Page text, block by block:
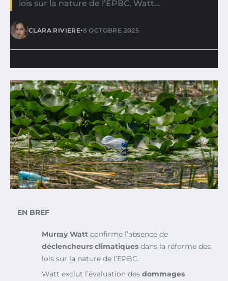
lois sur la nature de l’EPBC. Watt…
CLARA RIVIERE•8 OCTOBRE 2025
EN BREF
Murray Watt confirme l’absence de
déclencheurs climatiques dans la réforme des
lois sur la nature de l’EPBC.
Watt exclut l’évaluation des dommages